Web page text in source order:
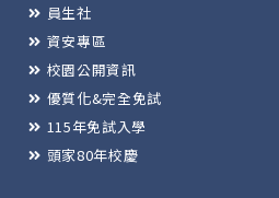
員生社
資安專區
校園公開資訊
優質化&完全免試
115年免試入學
頭家80年校慶